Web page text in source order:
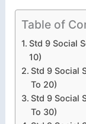
Table of
Std 9 Social
10)
Std 9 Social
To 20)
Std 9 Social
To 30)